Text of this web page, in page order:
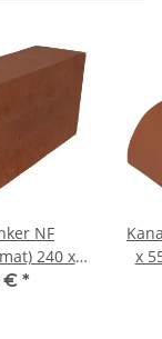
NF
240 x
Vollstein,
€ *
x